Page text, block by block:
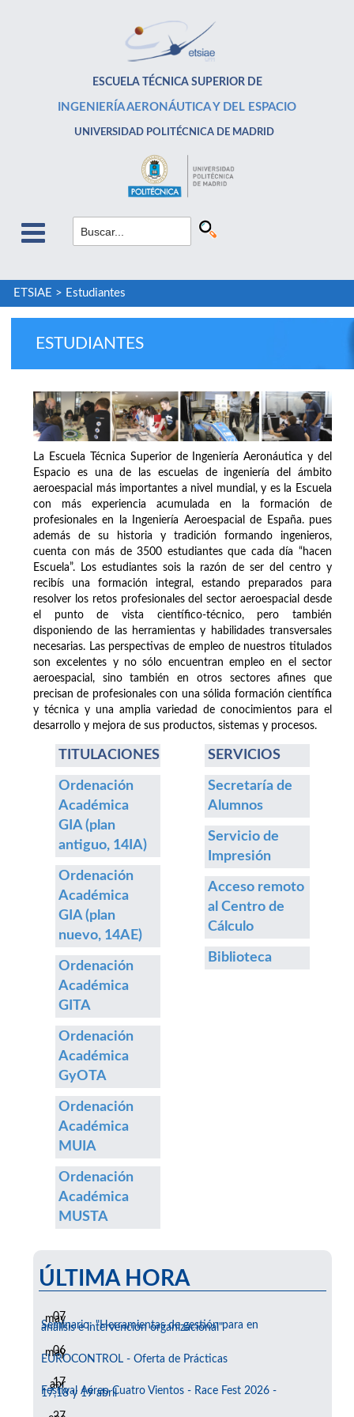
ESCUELA TÉCNICA SUPERIOR DE
INGENIERÍA AERONÁUTICA Y DEL ESPACIO
UNIVERSIDAD POLITÉCNICA DE MADRID
ETSIAE > Estudiantes
ESTUDIANTES
La Escuela Técnica Superior de Ingeniería Aeronáutica y del
Espacio es una de las escuelas de ingeniería del ámbito
aeroespacial más importantes a nivel mundial, y es la Escuela
con más experiencia acumulada en la formación de
profesionales en la Ingeniería Aeroespacial de España. pues
además de su historia y tradición formando ingenieros,
cuenta con más de 3500 estudiantes que cada día “hacen
Escuela”. Los estudiantes sois la razón de ser del centro y
recibís una formación integral, estando preparados para
resolver los retos profesionales del sector aeroespacial desde
el punto de vista científico-técnico, pero también
disponiendo de las herramientas y habilidades transversales
necesarias. Las perspectivas de empleo de nuestros titulados
son excelentes y no sólo encuentran empleo en el sector
aeroespacial, sino también en otros sectores afines que
precisan de profesionales con una sólida formación científica
y técnica y una amplia variedad de conocimientos para el
desarrollo y mejora de sus productos, sistemas y procesos.
TITULACIONES
Ordenación
Académica
GIA (plan
antiguo, 14IA)
Ordenación
Académica
GIA (plan
nuevo, 14AE)
Ordenación
Académica
GITA
Ordenación
Académica
GyOTA
Ordenación
Académica
MUIA
Ordenación
Académica
MUSTA
SERVICIOS
Secretaría de
Alumnos
Servicio de
Impresión
Acceso remoto
al Centro de
Cálculo
Biblioteca
ÚLTIMA HORA
07
may
Seminario: "Herramientas de gestión para en
análisis e intervención organizacional"
06
may
EUROCONTROL - Oferta de Prácticas
17
abr
Festival Aéreo Cuatro Vientos - Race Fest 2026 -
17,18 y 19 abril